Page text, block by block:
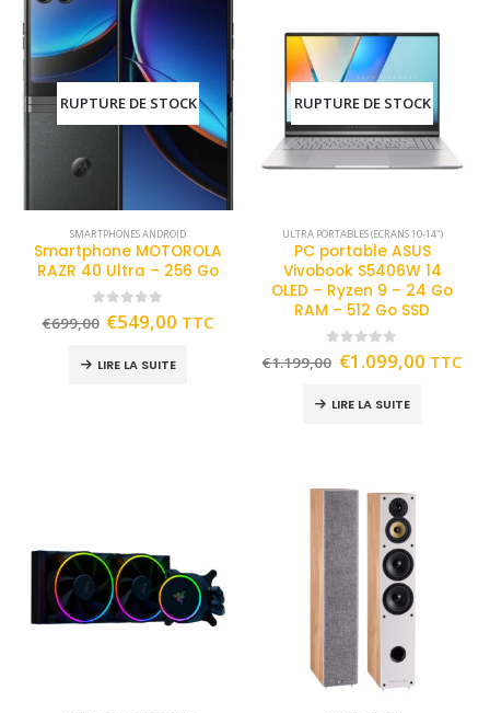
RUPTURE DE STOCK
SMARTPHONES ANDROID
Smartphone MOTOROLA
RAZR 40 Ultra – 256 Go
out of 5
€699,00 €549,00 TTC
LIRE LA SUITE
RUPTURE DE STOCK
ULTRA PORTABLES (ECRANS 10-14")
PC portable ASUS
Vivobook S5406W 14
OLED – Ryzen 9 – 24 Go
RAM – 512 Go SSD
out of 5
€1.199,00 €1.099,00 TTC
LIRE LA SUITE